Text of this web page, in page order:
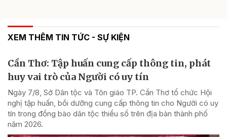
XEM THÊM TIN TỨC - SỰ KIỆN
Cần Thơ: Tập huấn cung cấp thông tin, phát
huy vai trò của Người có uy tín
Ngày 7/8, Sở Dân tộc và Tôn giáo TP. Cần Thơ tổ chức Hội
nghị tập huấn, bồi dưỡng cung cấp thông tin cho Người có uy
tín trong đồng bào dân tộc thiểu số trên địa bàn thành phố
năm 2026.